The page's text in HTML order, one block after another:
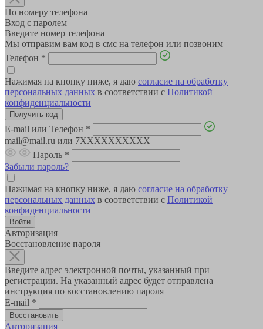
По номеру телефона
Вход с паролем
Введите номер телефона
Мы отправим вам код в смс на телефон или позвоним
Телефон *
Нажимая на кнопку ниже, я даю согласие на обработку
персональных данных в соответствии с Политикой
конфиденциальности
E-mail или Телефон *
mail@mail.ru или 7XXXXXXXXXX
Пароль *
Забыли пароль?
Нажимая на кнопку ниже, я даю согласие на обработку
персональных данных в соответствии с Политикой
конфиденциальности
Авторизация
Восстановление пароля
Введите адрес электронной почты, указанный при
регистрации. На указанный адрес будет отправлена
инструкция по восстановлению пароля
E-mail *
Авторизация